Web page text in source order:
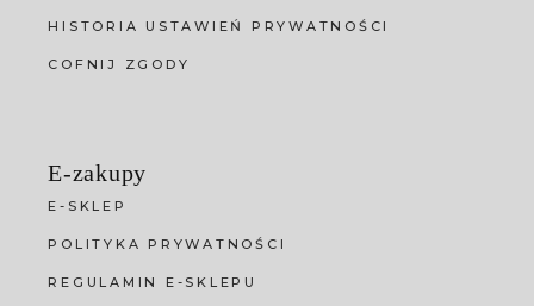
HISTORIA USTAWIEŃ PRYWATNOŚCI
COFNIJ ZGODY
E-zakupy
E-SKLEP
POLITYKA PRYWATNOŚCI
REGULAMIN E-SKLEPU